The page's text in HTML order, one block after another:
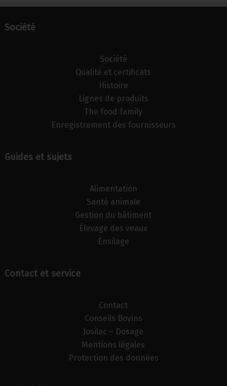
Société
Société
Qualité et certificats
Histoire
Lignes de produits
The food family
Enregistrement des fournisseurs
Guides et sujets
Alimentation
Santé animale
Gestion du bâtiment
Élevage des veaux
Ensilage
Contact et service
Contact
Conseils Bovins
Josilac – Dosage
Mentions légales
Protection des données